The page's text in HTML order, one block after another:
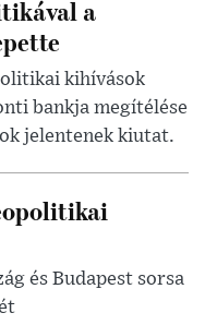
a
kihívások
bankja megítélése
jelentenek kiutat.
és Budapest sorsa